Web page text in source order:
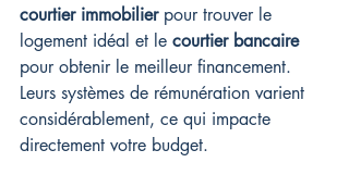
courtier immobilier pour trouver le
logement idéal et le courtier bancaire
pour obtenir le meilleur financement.
Leurs systèmes de rémunération varient
considérablement, ce qui impacte
directement votre budget.